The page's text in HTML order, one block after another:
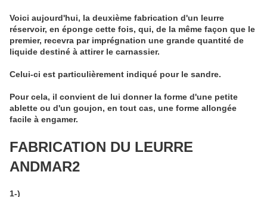
Voici aujourd'hui, la deuxième fabrication d'un leurre
réservoir, en éponge cette fois, qui, de la même façon que le
premier, recevra par imprégnation une grande quantité de
liquide destiné à attirer le carnassier.
Celui-ci est particulièrement indiqué pour le sandre.
Pour cela, il convient de lui donner la forme d'une petite
ablette ou d'un goujon, en tout cas, une forme allongée
facile à engamer.
FABRICATION DU LEURRE
ANDMAR2
1-)